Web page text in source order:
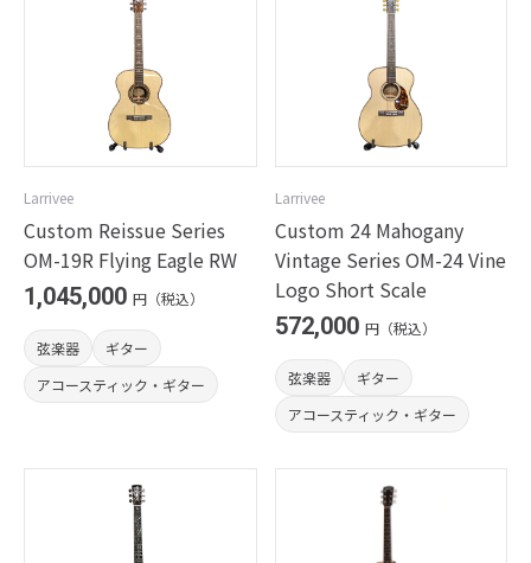
Larrivee
Custom Reissue Series
OM-19R Flying Eagle RW
1,045,000 円（税込）
弦楽器
ギター
アコースティック・ギター
Larrivee
Custom 24 Mahogany
Vintage Series OM-24 Vine
Logo Short Scale
572,000 円（税込）
弦楽器
ギター
アコースティック・ギター